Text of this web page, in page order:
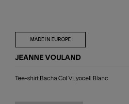
MADE IN EUROPE
JEANNE VOULAND
shirt
Tee-shirt Bacha Col V Lyocell Blanc